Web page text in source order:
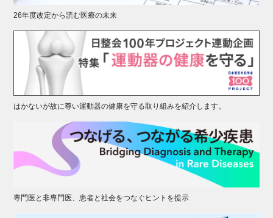
26年度改定から読む医療の未来
はかないが故に尊い運動器の健康を守る取り組みを紹介します。
専門医と非専門医、患者と社会をつなぐヒントを提示